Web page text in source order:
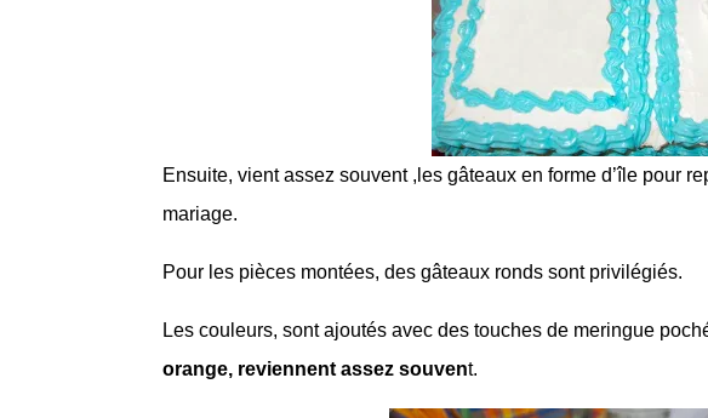
Ensuite, vient assez souvent ,les gâteaux en forme d’île pour
mariage.
Pour les pièces montées, des gâteaux ronds sont privilégiés.
Les couleurs, sont ajoutés avec des touches de meringue
orange, reviennent assez souvent.